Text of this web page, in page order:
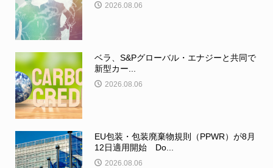
2026.08.06
ベラ、S&Pグローバル・エナジーと共同で
新型カー...
2026.08.06
EU包装・包装廃棄物規則（PPWR）が8月
12日適用開始 Do...
2026.08.06